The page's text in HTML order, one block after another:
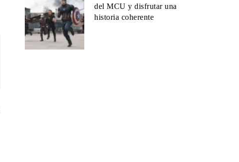
del MCU y disfrutar una
historia coherente